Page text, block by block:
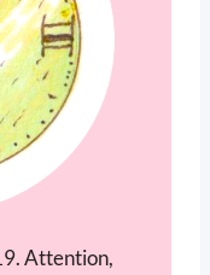
Attention,